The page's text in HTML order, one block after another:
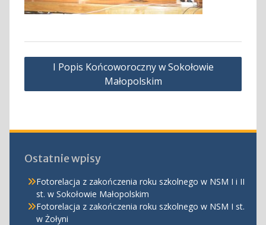
Nawigacja
I Popis Końcoworoczny w Sokołowie
Małopolskim
Ostatnie wpisy
Fotorelacja z zakończenia roku szkolnego w NSM I i II
st. w Sokołowie Małopolskim
Fotorelacja z zakończenia roku szkolnego w NSM I st.
w Żołyni